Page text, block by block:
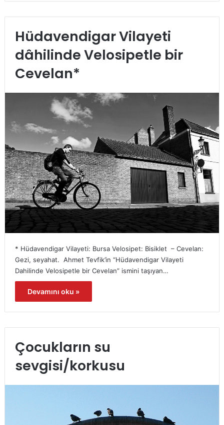
Hüdavendigar Vilayeti
dâhilinde Velosipetle bir
Cevelan*
* Hüdavendigar Vilayeti: Bursa Velosipet: Bisiklet – Cevelan:
Gezi, seyahat. Ahmet Tevfik’in “Hüdavendigar Vilayeti
Dahilinde Velosipetle bir Cevelan” ismini taşıyan…
Devamını oku »
Çocukların su
sevgisi/korkusu